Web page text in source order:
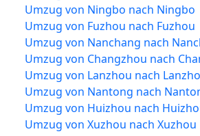
Umzug von Ningbo nach Ningbo
Umzug von Fuzhou nach Fuzhou
Umzug von Nanchang nach
Umzug von Changzhou nach
Umzug von Lanzhou nach
Umzug von Nantong nach
Umzug von Huizhou nach
Umzug von Xuzhou nach Xuzhou